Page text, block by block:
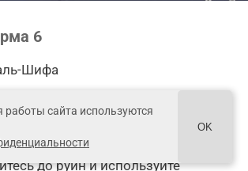
6
Шифа
2
развернитесь и забегите в
до руин и используйте
работы сайта используются
OK